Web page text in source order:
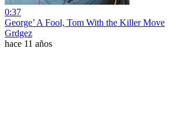
0:37
George’ A Fool, Tom With the Killer Move
Grdgez
hace 11 años